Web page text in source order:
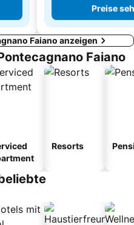
Preise
Faiano anzeigen
Faiano
Resorts